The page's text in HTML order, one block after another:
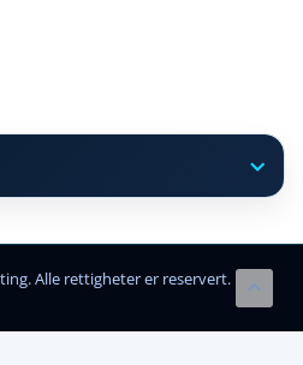
Alle rettigheter er reservert.